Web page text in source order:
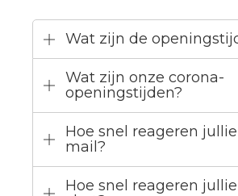
Wat zijn de
Wat zijn onze corona-
openingstijden?
Hoe snel reageren
mail?
Hoe snel reageren